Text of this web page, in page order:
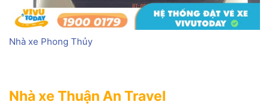
Nhà xe Thuận An Travel
Nhà xe Phong Thủy